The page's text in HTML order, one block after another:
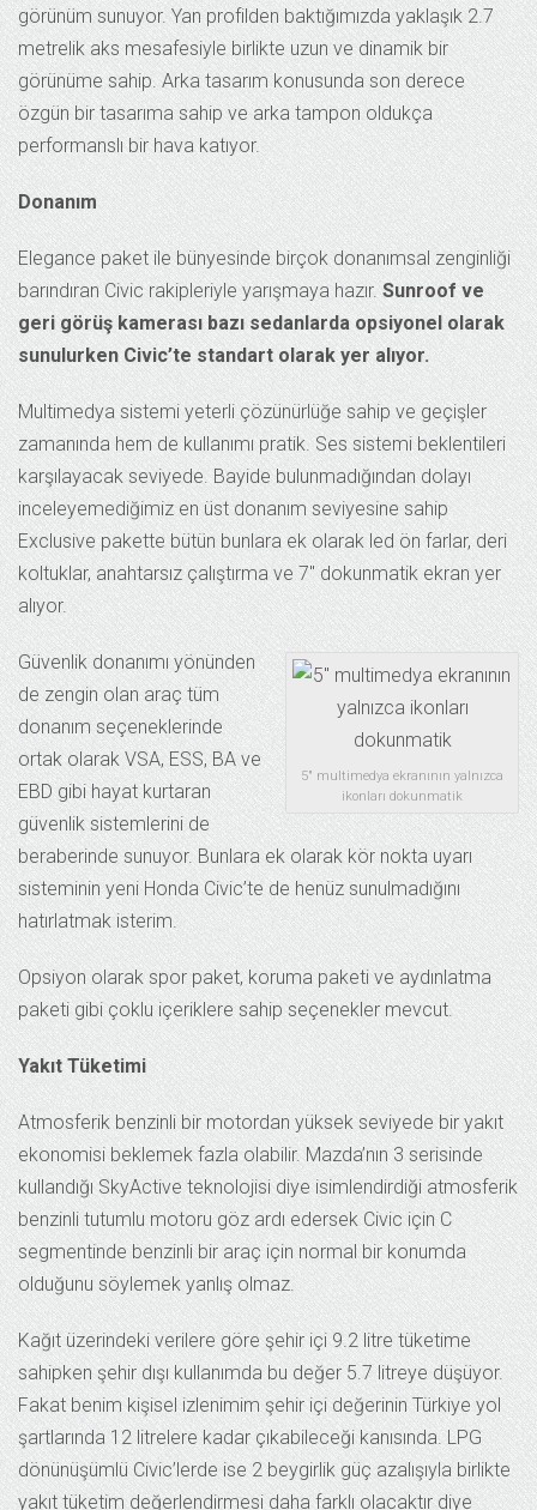
görünüm sunuyor. Yan profilden baktığımızda yaklaşık 2.7
metrelik aks mesafesiyle birlikte uzun ve dinamik bir
görünüme sahip. Arka tasarım konusunda son derece
özgün bir tasarıma sahip ve arka tampon oldukça
performanslı bir hava katıyor.
Donanım
Elegance paket ile bünyesinde birçok donanımsal zenginliği
barındıran Civic rakipleriyle yarışmaya hazır. Sunroof ve
geri görüş kamerası bazı sedanlarda opsiyonel olarak
sunulurken Civic’te standart olarak yer alıyor.
Multimedya sistemi yeterli çözünürlüğe sahip ve geçişler
zamanında hem de kullanımı pratik. Ses sistemi beklentileri
karşılayacak seviyede. Bayide bulunmadığından dolayı
inceleyemediğimiz en üst donanım seviyesine sahip
Exclusive pakette bütün bunlara ek olarak led ön farlar, deri
koltuklar, anahtarsız çalıştırma ve 7″ dokunmatik ekran yer
alıyor.
5″ multimedya ekranının yalnızca
ikonları dokunmatik
Güvenlik donanımı yönünden
de zengin olan araç tüm
donanım seçeneklerinde
ortak olarak VSA, ESS, BA ve
EBD gibi hayat kurtaran
güvenlik sistemlerini de
beraberinde sunuyor. Bunlara ek olarak kör nokta uyarı
sisteminin yeni Honda Civic’te de henüz sunulmadığını
hatırlatmak isterim.
Opsiyon olarak spor paket, koruma paketi ve aydınlatma
paketi gibi çoklu içeriklere sahip seçenekler mevcut.
Yakıt Tüketimi
Atmosferik benzinli bir motordan yüksek seviyede bir yakıt
ekonomisi beklemek fazla olabilir. Mazda’nın 3 serisinde
kullandığı SkyActive teknolojisi diye isimlendirdiği atmosferik
benzinli tutumlu motoru göz ardı edersek Civic için C
segmentinde benzinli bir araç için normal bir konumda
olduğunu söylemek yanlış olmaz.
Kağıt üzerindeki verilere göre şehir içi 9.2 litre tüketime
sahipken şehir dışı kullanımda bu değer 5.7 litreye düşüyor.
Fakat benim kişisel izlenimim şehir içi değerinin Türkiye yol
şartlarında 12 litrelere kadar çıkabileceği kanısında. LPG
dönünüşümlü Civic’lerde ise 2 beygirlik güç azalışıyla birlikte
yakıt tüketim değerlendirmesi daha farklı olacaktır diye